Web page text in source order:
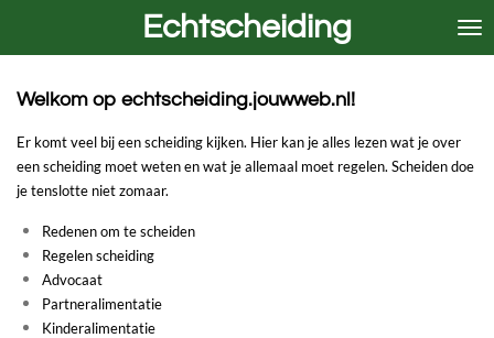
de
Echtscheiding
Welkom op echtscheiding.jouwweb.nl!
Er komt veel bij een scheiding kijken. Hier kan je alles lezen wat je over
een scheiding moet weten en wat je allemaal moet regelen. Scheiden doe
je tenslotte niet zomaar.
Redenen om te scheiden
Regelen scheiding
Advocaat
Partneralimentatie
Kinderalimentatie